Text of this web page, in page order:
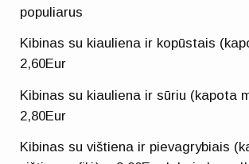
populiarus
Kibinas su kiauliena ir kopūstais
2,60Eur
Kibinas su kiauliena ir sūriu (kapota
2,80Eur
Kibinas su vištiena ir pievagrybiais